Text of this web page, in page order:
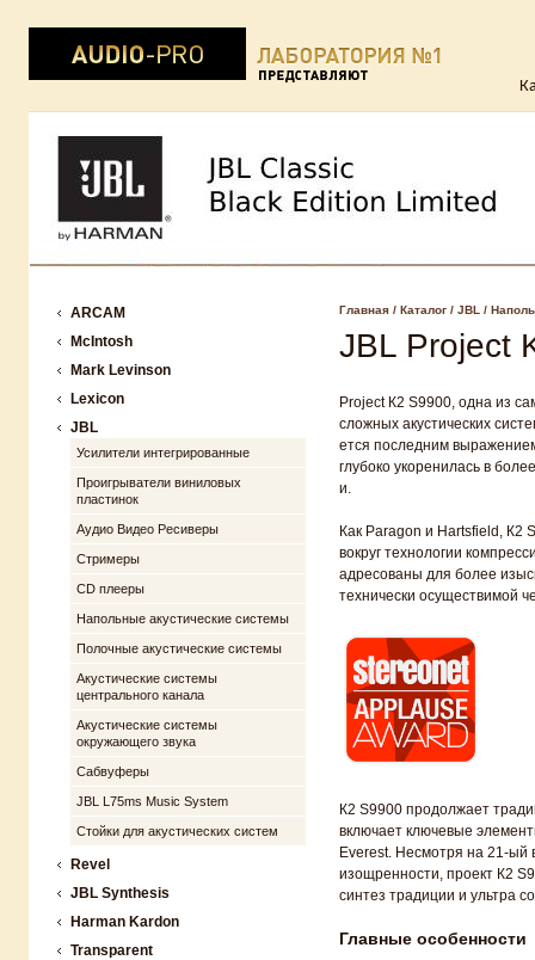
ARCAM
McIntosh
Mark Levinson
Lexicon
JBL
Усилители интегрированные
Проигрыватели виниловых
пластинок
Аудио Видео Ресиверы
Стримеры
CD плееры
Напольные акустические системы
Полочные акустические системы
Акустические системы
центрального канала
Акустические системы
окружающего звука
Сабвуферы
JBL L75ms Music System
Стойки для акустических систем
Revel
JBL Synthesis
Harman Kardon
Transparent
Главная / Каталог / JBL /
JBL Project
Project К2 S9900, од​на​ из
сложных акустических
ется​ последним
глубоко укоренилась в
и.
Как Paragon и Hartsfield, К2
вокруг технологии
адресованы ​для более​​
технически осуществимо​й​​
К2 S9900 продолжает
включает ключевые
Everest​. Несмотря на 21-ый
изощренности, проект К2
синтез традиции и ​ультра
​Главные ​особенности